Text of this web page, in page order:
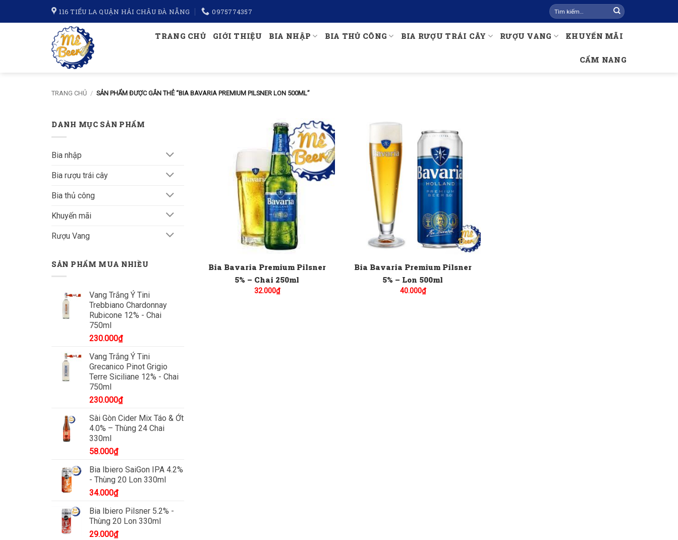
116 TIỂU LA QUẬN HẢI CHÂU ĐÀ NẴNG 0975774357
Tìm
kiếm:
TRANG CHỦ GIỚI THIỆU BIA NHẬP BIA THỦ CÔNG BIA RƯỢU TRÁI CÂY RƯỢU VANG KHUYẾN MÃI
CẨM NANG
TRANG CHỦ / SẢN PHẨM ĐƯỢC GẮN THẺ “BIA BAVARIA PREMIUM PILSNER LON 500ML”
DANH MỤC SẢN PHẨM
Bia nhập
Bia rượu trái cây
Bia thủ công
Khuyến mãi
Rượu Vang
SẢN PHẨM MUA NHIỀU
Vang Trắng Ý Tini
Trebbiano Chardonnay
Rubicone 12% - Chai
750ml
230.000₫
Vang Trắng Ý Tini
Grecanico Pinot Grigio
Terre Siciliane 12% - Chai
750ml
230.000₫
Sài Gòn Cider Mix Táo & Ớt
4.0% – Thùng 24 Chai
330ml
58.000₫
Bia Ibiero SaiGon IPA 4.2%
- Thùng 20 Lon 330ml
34.000₫
Bia Ibiero Pilsner 5.2% -
Thùng 20 Lon 330ml
29.000₫
Bia Bavaria Premium Pilsner
5% – Chai 250ml
32.000₫
Bia Bavaria Premium Pilsner
5% – Lon 500ml
40.000₫